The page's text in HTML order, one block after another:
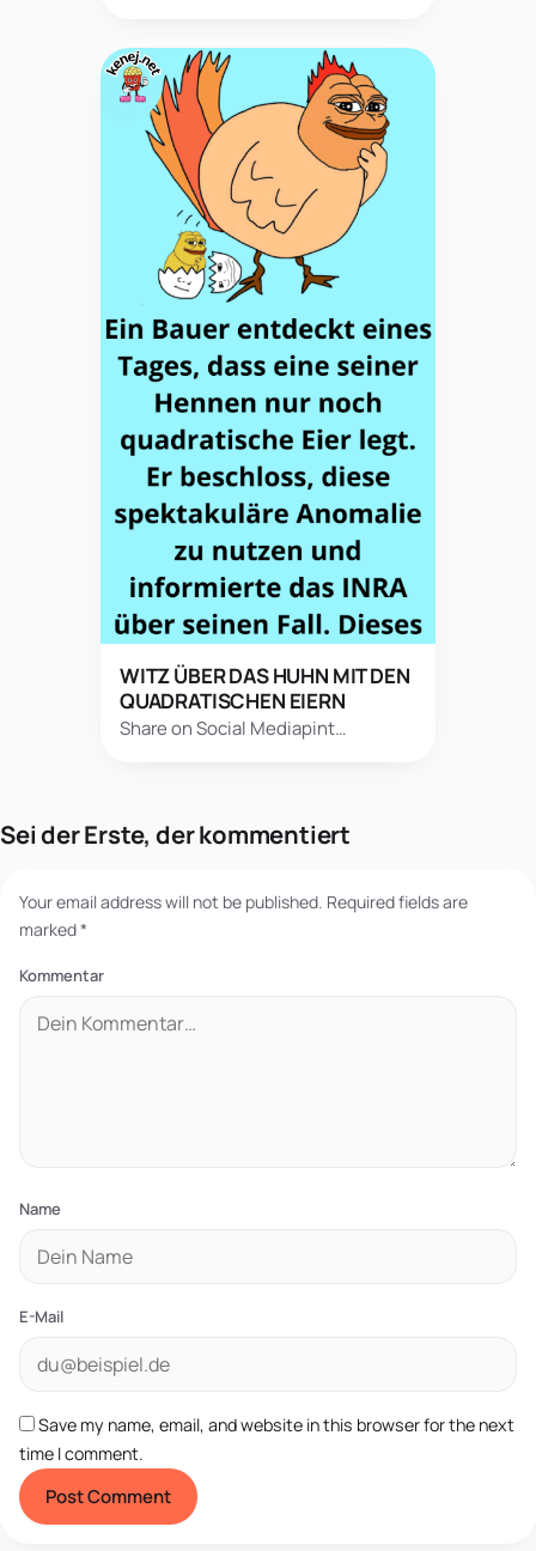
WITZ ÜBER DAS HUHN MIT DEN
QUADRATISCHEN EIERN
Share on Social Mediapint…
Sei der Erste, der kommentiert
Your email address will not be published. Required fields are
marked*
Kommentar
Name
E-Mail
Save my name, email, and website in this browser for the next
time I comment.